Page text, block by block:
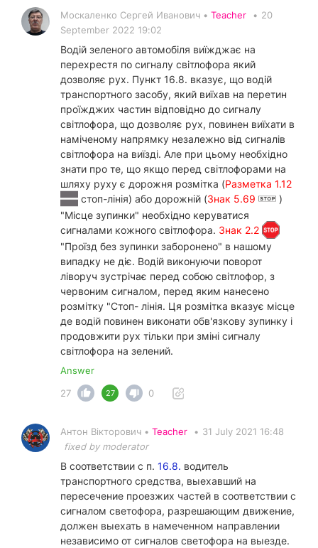
Москаленко Сергей Иванович • Teacher • 20
September 2022 19:02
Водій зеленого автомобіля виїжджає на
перехрестя по сигналу світлофора який
дозволяє рух. Пункт 16.8. вказує, що водій
транспортного засобу, який виїхав на перетин
проїжджих частин відповідно до сигналу
світлофора, що дозволяє рух, повинен виїхати в
наміченому напрямку незалежно від сигналів
світлофора на виїзді. Але при цьому необхідно
знати про те, що якщо перед світлофорами на
шляху руху є дорожня розмітка (Разметка 1.12
стоп-лінія) або дорожній (Знак 5.69
)
"Місце зупинки" необхідно керуватися
сигналами кожного світлофора. Знак 2.2
"Проїзд без зупинки заборонено" в нашому
випадку не діє. Водій виконуючи поворот
ліворуч зустрічає перед собою світлофор, з
червоним сигналом, перед яким нанесено
розмітку "Стоп- лінія. Ця розмітка вказує місце
де водій повинен виконати обв'язкову зупинку і
продовжити рух тільки при зміні сигналу
світлофора на зелений.
Answer
27
27 0
Антон Вікторович • Teacher • 31 July 2021 16:48
fixed by moderator
В соответствии с п. 16.8. водитель
транспортного средства, выехавший на
пересечение проезжих частей в соответствии с
сигналом светофора, разрешающим движение,
должен выехать в намеченном направлении
независимо от сигналов светофора на выезде.